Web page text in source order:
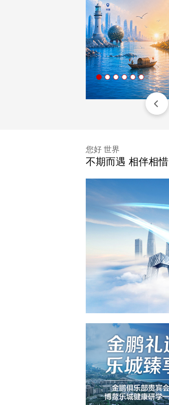
您好 世界
不期而遇 相伴相惜